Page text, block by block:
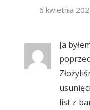
6 kwietnia
Ja
list z